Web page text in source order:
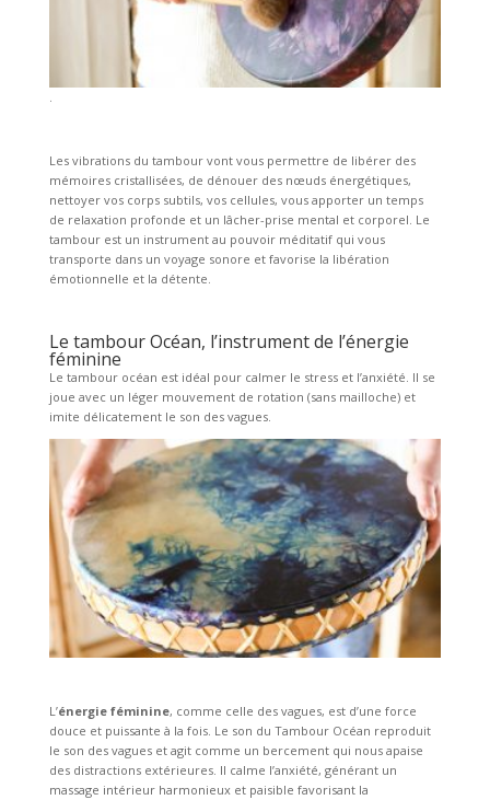
Les vibrations du tambour vont vous permettre de libérer des
mémoires cristallisées, de dénouer des nœuds énergétiques,
nettoyer vos corps subtils, vos cellules, vous apporter un temps
de relaxation profonde et un lâcher-prise mental et corporel. Le
tambour est un instrument au pouvoir méditatif qui vous
transporte dans un voyage sonore et favorise la libération
émotionnelle et la détente.
Le tambour Océan, l’instrument de l’énergie
féminine
Le tambour océan est idéal pour calmer le stress et l’anxiété. Il se
joue avec un léger mouvement de rotation (sans mailloche) et
imite délicatement le son des vagues.
L’énergie féminine, comme celle des vagues, est d’une force
douce et puissante à la fois. Le son du Tambour Océan reproduit
le son des vagues et agit comme un bercement qui nous apaise
des distractions extérieures. Il calme l’anxiété, générant un
massage intérieur harmonieux et paisible favorisant la